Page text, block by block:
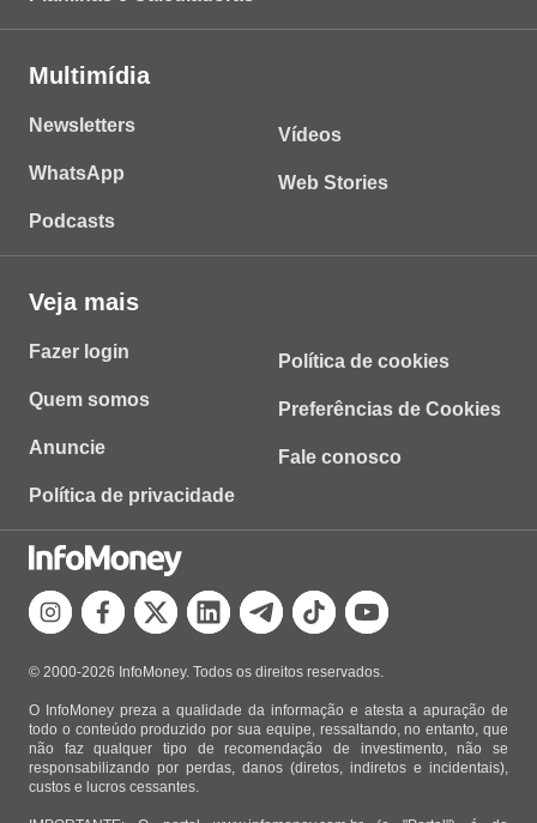
Multimídia
Newsletters
WhatsApp
Podcasts
Vídeos
Web Stories
Veja mais
Fazer login
Quem somos
Anuncie
Política de privacidade
Política de cookies
Preferências de Cookies
Fale conosco
© 2000-2026 InfoMoney. Todos os direitos reservados.
O InfoMoney preza a qualidade da informação e atesta a apuração de
todo o conteúdo produzido por sua equipe, ressaltando, no entanto, que
não faz qualquer tipo de recomendação de investimento, não se
responsabilizando por perdas, danos (diretos, indiretos e incidentais),
custos e lucros cessantes.